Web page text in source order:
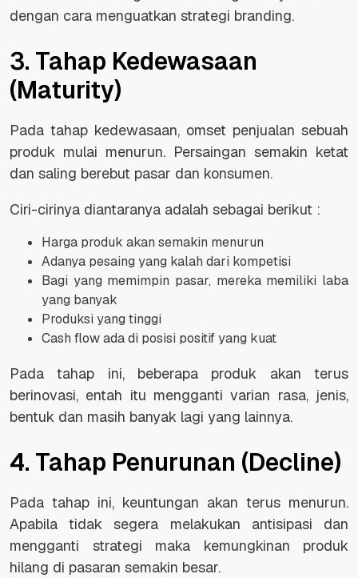
dengan cara menguatkan strategi branding.
3. Tahap Kedewasaan
(Maturity)
Pada tahap kedewasaan, omset penjualan sebuah
produk mulai menurun. Persaingan semakin ketat
dan saling berebut pasar dan konsumen.
Ciri-cirinya diantaranya adalah sebagai berikut :
Harga produk akan semakin menurun
Adanya pesaing yang kalah dari kompetisi
Bagi yang memimpin pasar, mereka memiliki laba
yang banyak
Produksi yang tinggi
Cash flow ada di posisi positif yang kuat
Pada tahap ini, beberapa produk akan terus
berinovasi, entah itu mengganti varian rasa, jenis,
bentuk dan masih banyak lagi yang lainnya.
4. Tahap Penurunan (Decline)
Pada tahap ini, keuntungan akan terus menurun.
Apabila tidak segera melakukan antisipasi dan
mengganti strategi maka kemungkinan produk
hilang di pasaran semakin besar.